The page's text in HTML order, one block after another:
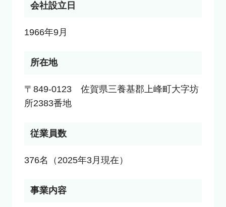
会社設立日
1966年9月
所在地
〒849-0123　佐賀県三養基郡上峰町大字坊
所2383番地
従業員数
376名（2025年3月現在）
事業内容